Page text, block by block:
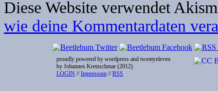
Diese Website verwendet
wie deine Kommentardaten
proudly powered by wordpress and twentyeleven
by Johannes Kretzschmar (2012)
LOGIN //Impressum //RSS